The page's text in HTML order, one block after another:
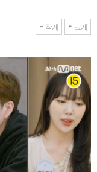
작게 크게